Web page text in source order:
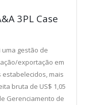
3PL Case
uma gestão de
exportação em
estabelecidos, mais
bruta de US$ 1,05
Gerenciamento de